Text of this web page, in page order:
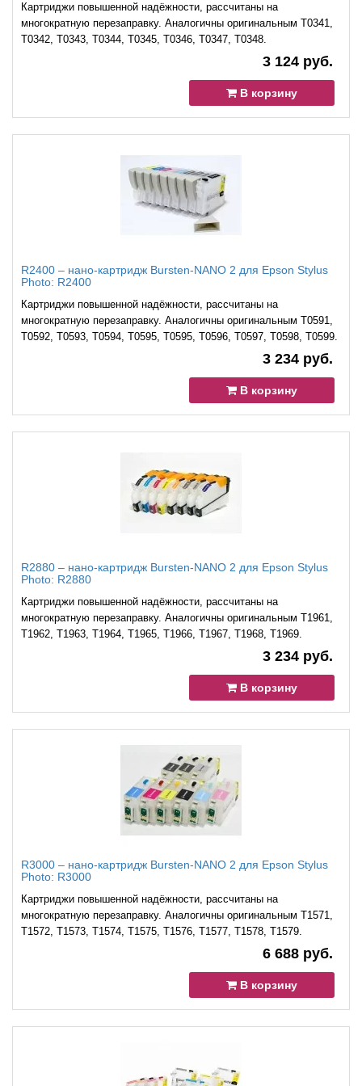
Картриджи повышенной надёжности, рассчитаны на
многократную перезаправку. Аналогичны оригинальным T0341,
T0342, T0343, T0344, T0345, T0346, T0347, T0348.
3 124 руб.
В корзину
R2400 – нано-картридж Bursten-NANO 2 для Epson Stylus
Photo: R2400
Картриджи повышенной надёжности, рассчитаны на
многократную перезаправку. Аналогичны оригинальным T0591,
T0592, T0593, T0594, T0595, T0595, T0596, T0597, T0598, T0599.
3 234 руб.
В корзину
R2880 – нано-картридж Bursten-NANO 2 для Epson Stylus
Photo: R2880
Картриджи повышенной надёжности, рассчитаны на
многократную перезаправку. Аналогичны оригинальным T1961,
T1962, T1963, T1964, T1965, T1966, T1967, T1968, T1969.
3 234 руб.
В корзину
R3000 – нано-картридж Bursten-NANO 2 для Epson Stylus
Photo: R3000
Картриджи повышенной надёжности, рассчитаны на
многократную перезаправку. Аналогичны оригинальным T1571,
T1572, T1573, T1574, T1575, T1576, T1577, T1578, Т1579.
6 688 руб.
В корзину